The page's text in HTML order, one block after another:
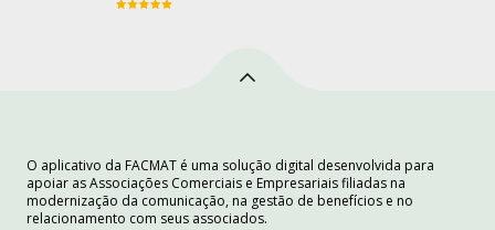
O aplicativo da FACMAT é uma solução digital desenvolvida para
apoiar as Associações Comerciais e Empresariais filiadas na
modernização da comunicação, na gestão de benefícios e no
relacionamento com seus associados.